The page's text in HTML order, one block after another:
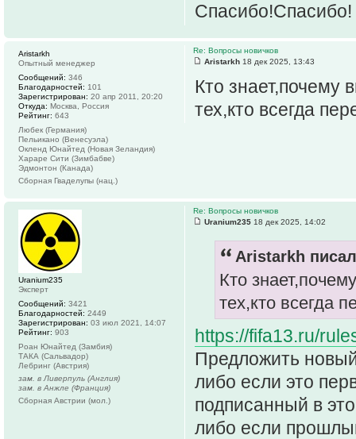
Спасибо!Спасибо!
Re: Вопросы новичков
Aristarkh 18 дек 2025, 13:43
Кто знает,почему
тех,кто всегда
Aristarkh
Опытный менеджер
Сообщений: 346
Благодарностей: 101
Зарегистрирован: 20 апр 2011, 20:20
Откуда: Москва, Россия
Рейтинг: 643
Любек (Германия)
Пельикано (Венесуэла)
Окленд Юнайтед (Новая Зеландия)
Хараре Сити (Зимбабве)
Эдмонтон (Канада)
Сборная Гваделупы (нац.)
Re: Вопросы новичков
Uranium235 18 дек 2025, 14:02
Aristarkh
Кто
тех,кто всегда
https://fifa13.ru/
Предложить
либо если это
подписанный в
либо если
Uranium235
Эксперт
Сообщений: 3421
Благодарностей: 2449
Зарегистрирован: 03 июл 2021, 14:07
Рейтинг: 903
Роан Юнайтед (Замбия)
ТАКА (Сальвадор)
Лебринг (Австрия)
зам. в Ливерпуль (Англия)
зам. в Анжле (Франция)
Сборная Австрии (мол.)